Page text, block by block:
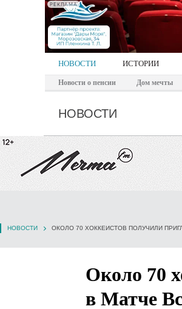
РЕКЛАМА
НОВОСТИ ИСТОРИИ
Новости о пенсии Дом мечты
НОВОСТИ
НОВОСТИ ОКОЛО 70 ХОККЕИСТОВ ПОЛУЧИЛИ
Около 70
в Матче